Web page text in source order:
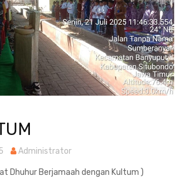
Administrator
Dhuhur Berjamaah dengan Kultum )